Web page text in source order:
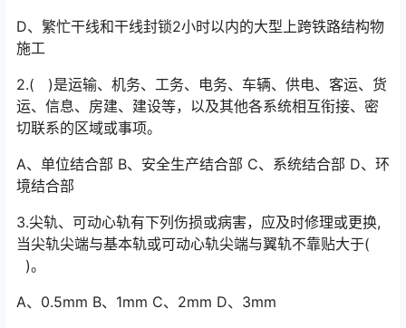
D、繁忙干线和干线封锁2小时以内的大型上跨铁路结构物
施工
2.( )是运输、机务、工务、电务、车辆、供电、客运、货
运、信息、房建、建设等，以及其他各系统相互衔接、密
切联系的区域或事项。
A、单位结合部 B、安全生产结合部 C、系统结合部 D、环
境结合部
3.尖轨、可动心轨有下列伤损或病害，应及时修理或更换,
当尖轨尖端与基本轨或可动心轨尖端与翼轨不靠贴大于(
)。
A、0.5mm B、1mm C、2mm D、3mm